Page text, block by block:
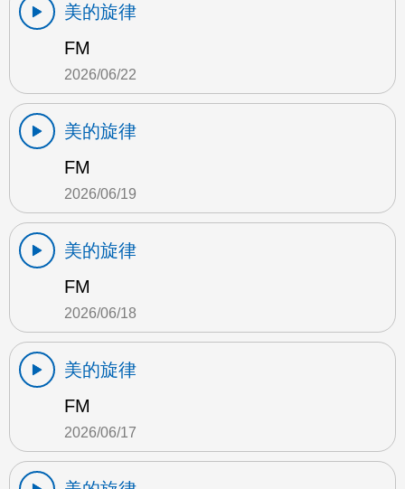
美的旋律
FM
2026/06/22
美的旋律
FM
2026/06/19
美的旋律
FM
2026/06/18
美的旋律
FM
2026/06/17